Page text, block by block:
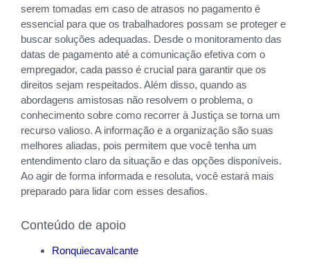
serem tomadas em caso de atrasos no pagamento é
essencial para que os trabalhadores possam se proteger e
buscar soluções adequadas. Desde o monitoramento das
datas de pagamento até a comunicação efetiva com o
empregador, cada passo é crucial para garantir que os
direitos sejam respeitados. Além disso, quando as
abordagens amistosas não resolvem o problema, o
conhecimento sobre como recorrer à Justiça se torna um
recurso valioso. A informação e a organização são suas
melhores aliadas, pois permitem que você tenha um
entendimento claro da situação e das opções disponíveis.
Ao agir de forma informada e resoluta, você estará mais
preparado para lidar com esses desafios.
Conteúdo de apoio
Ronquiecavalcante